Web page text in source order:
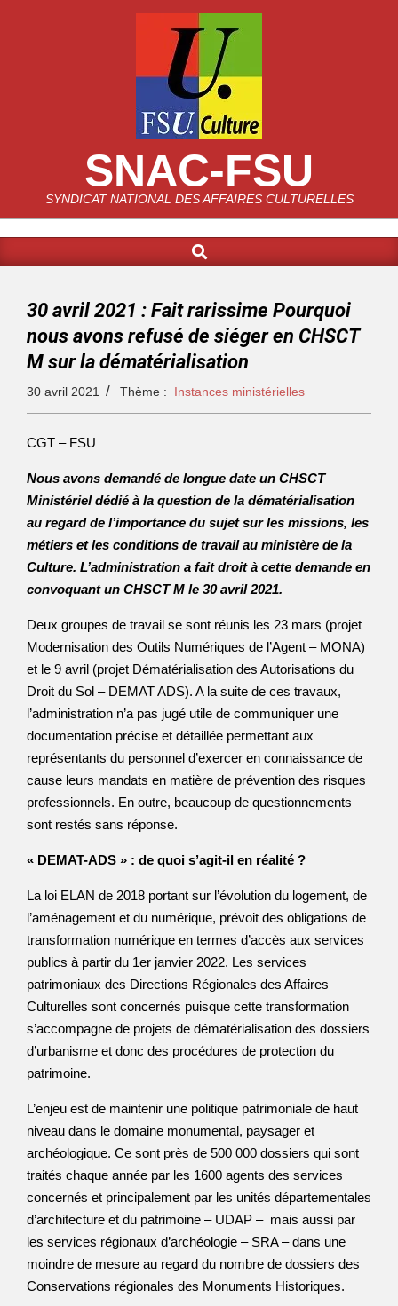
SNAC-FSU
SYNDICAT NATIONAL DES AFFAIRES CULTURELLES
30 avril 2021 : Fait rarissime Pourquoi
nous avons refusé de siéger en CHSCT
M sur la dématérialisation
30 avril 2021 Thème : Instances ministérielles
CGT – FSU
Nous avons demandé de longue date un CHSCT
Ministériel dédié à la question de la dématérialisation
au regard de l’importance du sujet sur les missions, les
métiers et les conditions de travail au ministère de la
Culture. L’administration a fait droit à cette demande en
convoquant un CHSCT M le 30 avril 2021.
Deux groupes de travail se sont réunis les 23 mars (projet
Modernisation des Outils Numériques de l’Agent – MONA)
et le 9 avril (projet Dématérialisation des Autorisations du
Droit du Sol – DEMAT ADS). A la suite de ces travaux,
l’administration n’a pas jugé utile de communiquer une
documentation précise et détaillée permettant aux
représentants du personnel d’exercer en connaissance de
cause leurs mandats en matière de prévention des risques
professionnels. En outre, beaucoup de questionnements
sont restés sans réponse.
« DEMAT-ADS » : de quoi s’agit-il en réalité ?
La loi ELAN de 2018 portant sur l’évolution du logement, de
l’aménagement et du numérique, prévoit des obligations de
transformation numérique en termes d’accès aux services
publics à partir du 1er janvier 2022. Les services
patrimoniaux des Directions Régionales des Affaires
Culturelles sont concernés puisque cette transformation
s’accompagne de projets de dématérialisation des dossiers
d’urbanisme et donc des procédures de protection du
patrimoine.
L’enjeu est de maintenir une politique patrimoniale de haut
niveau dans le domaine monumental, paysager et
archéologique. Ce sont près de 500 000 dossiers qui sont
traités chaque année par les 1600 agents des services
concernés et principalement par les unités départementales
d’architecture et du patrimoine – UDAP – mais aussi par
les services régionaux d’archéologie – SRA – dans une
moindre de mesure au regard du nombre de dossiers des
Conservations régionales des Monuments Historiques.